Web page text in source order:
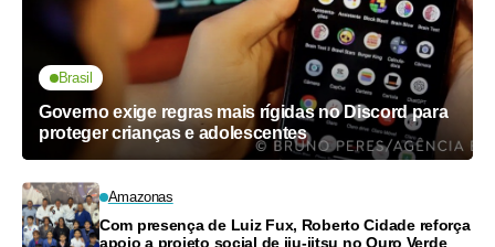
Brasil
Governo exige regras mais rígidas no Discord para
proteger crianças e adolescentes
Amazonas
Com presença de Luiz Fux, Roberto Cidade reforça
apoio a projeto social de jiu-jitsu no Ouro Verde